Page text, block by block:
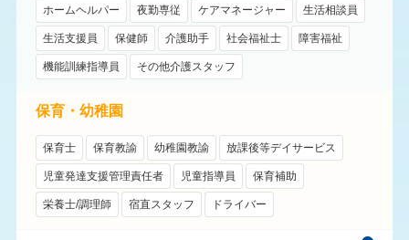
ホームヘルパー 夜勤専従 ケアマネージャー 生活相談員
生活支援員 保健師 介護助手 社会福祉士 障害福祉
機能訓練指導員 その他介護スタッフ
保育・幼稚園
保育士 保育教諭 幼稚園教諭 放課後等デイサービス
児童発達支援管理責任者 児童指導員 保育補助
栄養士/調理師 宿直スタッフ ドライバー